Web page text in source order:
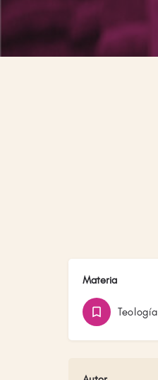
Materia
Teología